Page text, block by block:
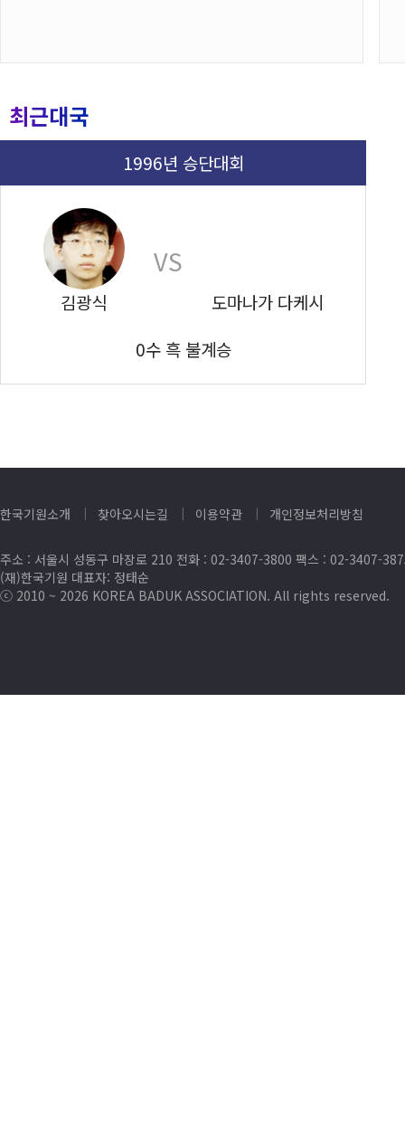
최근대국
1996년 승단대회
김광식
VS
도마나가 다케시
0수 흑 불계승
한국기원소개 찾아오시는길 이용약관 개인정보처리방침
주소 : 서울시 성동구 마장로 210 전화 : 02-3407-3800 팩스 : 02-3407-
(재)한국기원 대표자: 정태순
ⓒ 2010 ~ 2026 KOREA BADUK ASSOCIATION. All rights reserved.